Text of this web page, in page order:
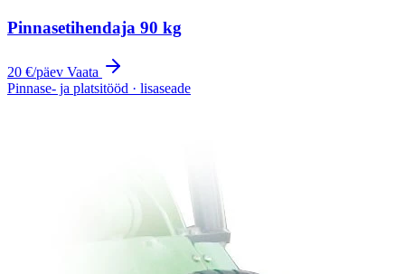
Pinnasetihendaja 90 kg
20 €/päev Vaata
Pinnase- ja platsitööd · lisaseade